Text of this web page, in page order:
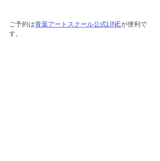
ご予約は青葉アートスクール公式LINEが便利で
す。